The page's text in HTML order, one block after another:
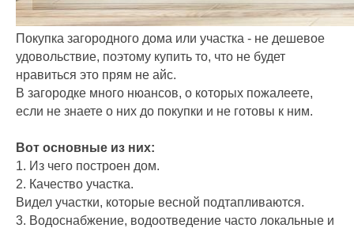
Покупка загородного дома или участка - не дешевое
удовольствие, поэтому купить то, что не будет
нравиться это прям не айс.
В загородке много нюансов, о которых пожалеете,
если не знаете о них до покупки и не готовы к ним.
Вот основные из них:
1. Из чего построен дом.
2. Качество участка.
Видел участки, которые весной подтапливаются.
3. Водоснабжение, водоотведение часто локальные и